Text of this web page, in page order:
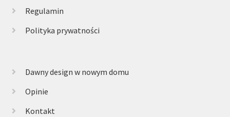
Regulamin
Polityka prywatności
Dawny design w nowym domu
Opinie
Kontakt